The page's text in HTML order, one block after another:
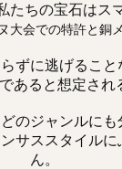
たちの宝石はス
大会での特許と銅
ずに逃げるこ
あると想定され
のジャンルに
サススタイル
ん。